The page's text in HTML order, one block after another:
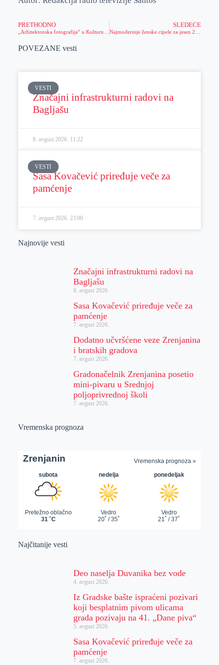
PRETHODNO SLEDEĆE
POVEZANE vesti
VESTI
Značajni infrastrukturni radovi na
Bagljašu
8. avgust 2026. 11:22
VESTI
Sasa Kovačević priređuje veče za
pamćenje
7. avgust 2026. 23:00
Najnovije vesti
Značajni infrastrukturni radovi na
Bagljašu
8. avgust 2026.
Sasa Kovačević priređuje veče za
pamćenje
7. avgust 2026.
Dodatno učvršćene veze Zrenjanina
i bratskih gradova
7. avgust 2026.
Gradonačelnik Zrenjanina posetio
mini-pivaru u Srednjoj
poljoprivrednoj školi
7. avgust 2026.
Vremenska prognoza
Najčitanije vesti
Deo naselja Duvanika bez vode
4. avgust 2026.
Iz Gradske bašte ispraćeni pozivari
koji besplatnim pivom ulicama
grada pozivaju na 41. „Dane piva“
5. avgust 2026.
Sasa Kovačević priređuje veče za
pamćenje
7. avgust 2026.